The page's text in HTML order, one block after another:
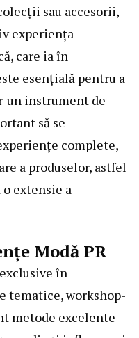
sau accesorii,
experiența
care ia în
esențială pentru a
un instrument de
să se
complete,
a produselor, astfel
extensie a
Modă PR
în
tematice, workshop-
metode excelente